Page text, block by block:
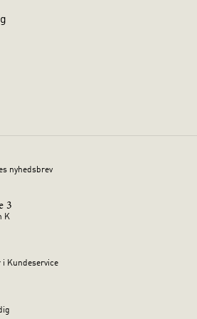
nyhedsbrev
3
K
i Kundeservice